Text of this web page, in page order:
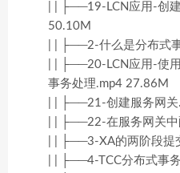
| | ├──19-LCN应用-创
50.10M
| | ├──2-什么是分布式
| | ├──20-LCN应用-使
事务处理.mp4 27.86M
| | ├──21-创建服务网
| | ├──22-在服务网关
| | ├──3-XA的两阶段提
| | ├──4-TCC分布式事